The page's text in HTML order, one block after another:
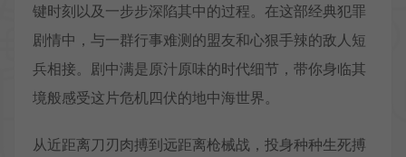
键时刻以及一步步深陷其中的过程。在这部经典犯罪
剧情中，与一群行事难测的盟友和心狠手辣的敌人短
兵相接。剧中满是原汁原味的时代细节，带你身临其
境般感受这片危机四伏的地中海世界。
从近距离刀刃肉搏到远距离枪械战，投身种种生死搏